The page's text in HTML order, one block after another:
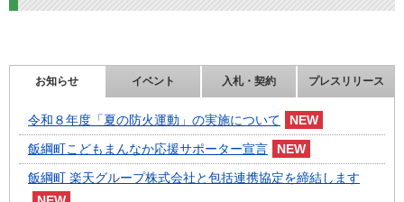
お知らせ イベント 入札・契約 プレスリリース
令和８年度「夏の防火運動」の実施について
飯綱町こどもまんなか応援サポーター宣言
飯綱町 楽天グループ株式会社と包括連携協定を締結します